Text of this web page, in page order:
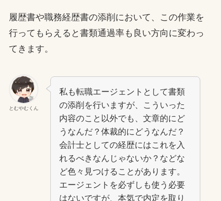
履歴書や職務経歴書の添削において、この作業を
行ってもらえると書類通過率も良い方向に変わっ
てきます。
とむやむくん
私も転職エージェントとして書類
の添削を行いますが、こういった
内容のこと以外でも、文章的にど
うなんだ？体裁的にどうなんだ？
会計士としての経歴にはこれを入
れるべきなんじゃないか？などな
ど色々見つけることがあります。
エージェントを必ずしも使う必要
はないですが、本気で内定を取り